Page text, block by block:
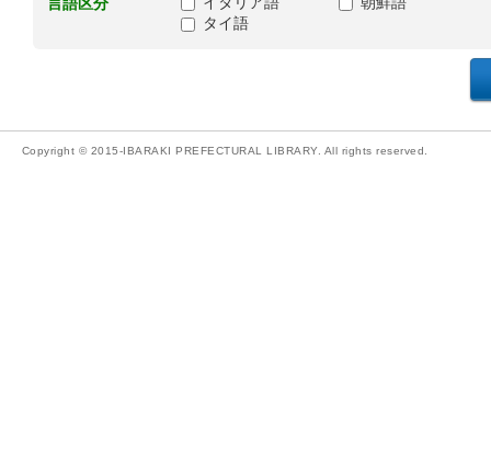
タイ語
Copyright © 2015-IBARAKI PREFECTURAL LIBRARY. All rights reserved.